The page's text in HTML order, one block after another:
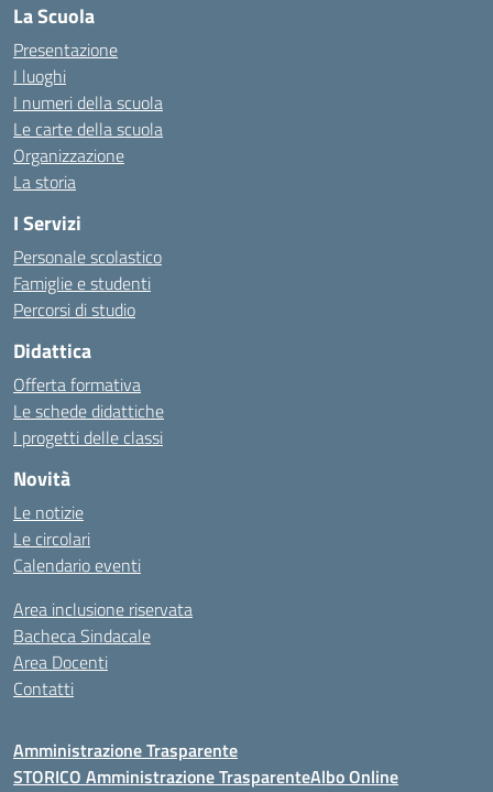
La Scuola
Presentazione
I luoghi
I numeri della scuola
Le carte della scuola
Organizzazione
La storia
I Servizi
Personale scolastico
Famiglie e studenti
Percorsi di studio
Didattica
Offerta formativa
Le schede didattiche
I progetti delle classi
Novità
Le notizie
Le circolari
Calendario eventi
Area inclusione riservata
Bacheca Sindacale
Area Docenti
Contatti
Amministrazione Trasparente
STORICO Amministrazione TrasparenteAlbo Online